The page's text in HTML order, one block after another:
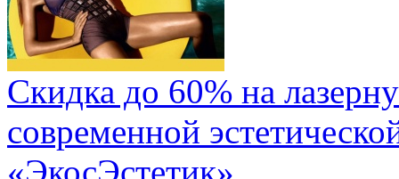
Скидка до 60% на
современной